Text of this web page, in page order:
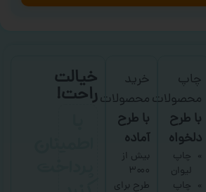
چاپ
محصولات
با طرح
دلخواه
چاپ
لیوان
چاپ
خرید
محصولات
با طرح
آماده
بیش از
۳۰۰۰
طرح برای
خیالت
راحت!